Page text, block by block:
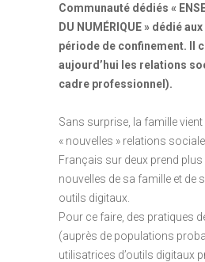
Communauté dédiés «
DU NUMÉRIQUE » dédié
période de confinement. Il
aujourd’hui les relations
cadre professionnel).
Sans surprise, la famille vient
« nouvelles » relations
Français sur deux prend
nouvelles de sa famille et de
outils digitaux.
Pour ce faire, des pratiques
(auprès de populations
utilisatrices d’outils digitaux